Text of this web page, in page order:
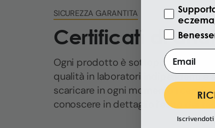
SICUREZZA GARANTITA
Certificati di
Ogni prodotto è sottoposto a rigidi
qualità in laboratori indipendenti e
scaricare in ogni momento i
conoscere in dettaglio l’esito dei test.
Email